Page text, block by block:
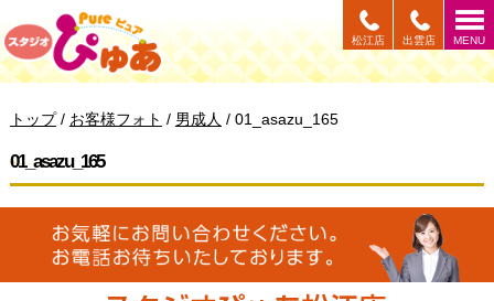
このページの本文へ
MENU
出雲店
松江店
現
の
トップ/ お客様フォト / 男成人 / 01_asazu_165
01_asazu_165